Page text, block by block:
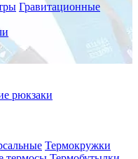
Гравитационные
рюкзаки
Термокружки